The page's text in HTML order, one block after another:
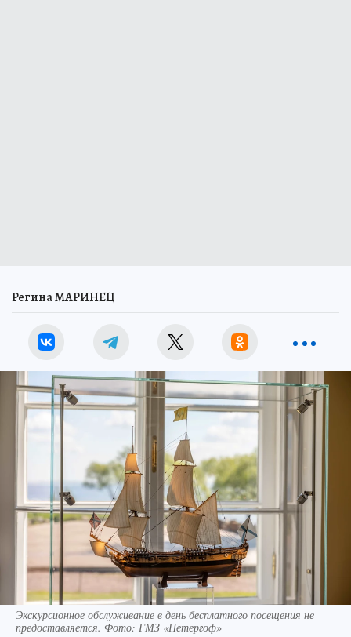
Регина МАРИНЕЦ
Экскурсионное обслуживание в день бесплатного посещения не
предоставляется. Фото: ГМЗ «Петергоф»